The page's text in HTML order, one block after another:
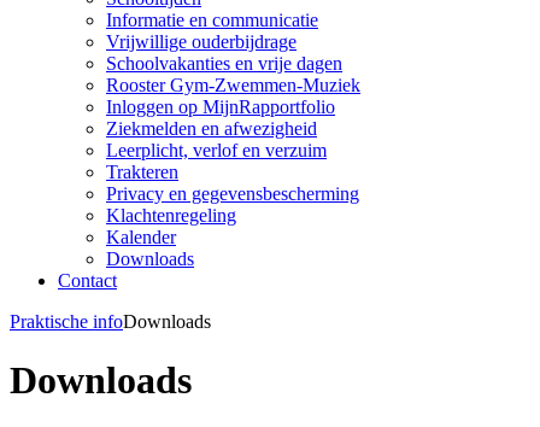
Informatie en communicatie
Vrijwillige ouderbijdrage
Schoolvakanties en vrije dagen
Rooster Gym-Zwemmen-Muziek
Inloggen op MijnRapportfolio
Ziekmelden en afwezigheid
Leerplicht, verlof en verzuim
Trakteren
Privacy en gegevensbescherming
Klachtenregeling
Kalender
Downloads
Contact
Praktische infoDownloads
Downloads